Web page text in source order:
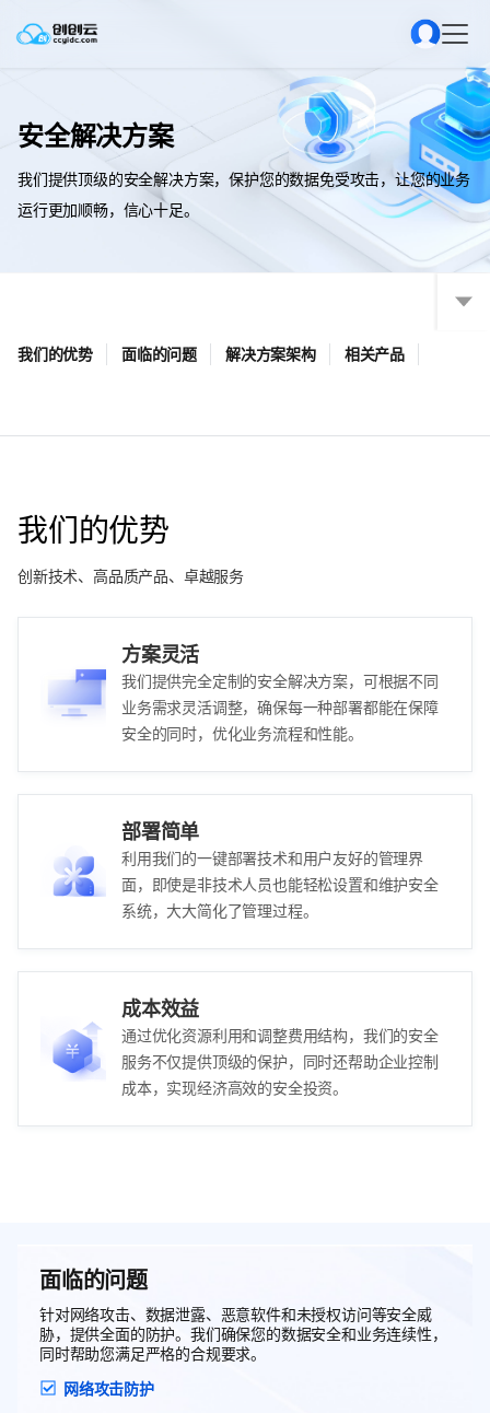
安全解决方案
我们提供顶级的安全解决方案，保护您的数据免受攻击，让您的业务
运行更加顺畅，信心十足。
我们的优势 面临的问题 解决方案架构 相关产品
我们的优势
创新技术、高品质产品、卓越服务
方案灵活
我们提供完全定制的安全解决方案，可根据不同
业务需求灵活调整，确保每一种部署都能在保障
安全的同时，优化业务流程和性能。
部署简单
利用我们的一键部署技术和用户友好的管理界
面，即使是非技术人员也能轻松设置和维护安全
系统，大大简化了管理过程。
成本效益
通过优化资源利用和调整费用结构，我们的安全
服务不仅提供顶级的保护，同时还帮助企业控制
成本，实现经济高效的安全投资。
面临的问题
针对网络攻击、数据泄露、恶意软件和未授权访问等安全威
胁，提供全面的防护。我们确保您的数据安全和业务连续性，
同时帮助您满足严格的合规要求。
网络攻击防护